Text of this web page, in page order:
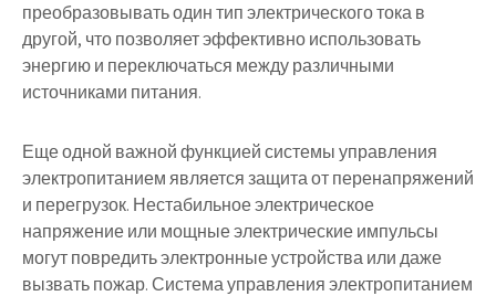
преобразовывать один тип электрического тока в
другой, что позволяет эффективно использовать
энергию и переключаться между различными
источниками питания.
Еще одной важной функцией системы управления
электропитанием является защита от перенапряжений
и перегрузок. Нестабильное электрическое
напряжение или мощные электрические импульсы
могут повредить электронные устройства или даже
вызвать пожар. Система управления электропитанием